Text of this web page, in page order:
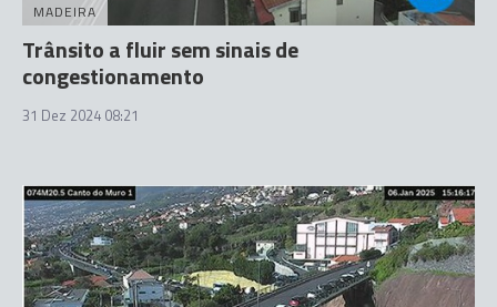
MADEIRA
Trânsito a fluir sem sinais de
congestionamento
31 Dez 2024 08:21